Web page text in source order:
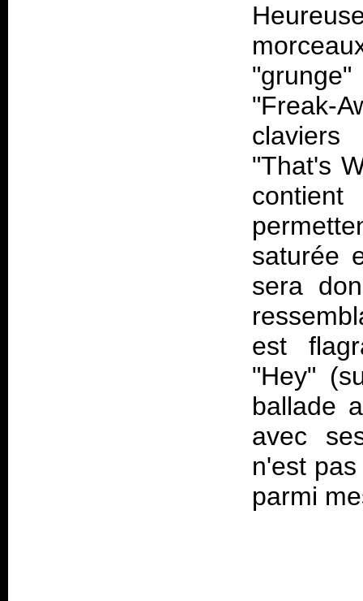
"Freak-
"That's
contient
saturée
sera
est
"Hey"
ballade
avec
n'est